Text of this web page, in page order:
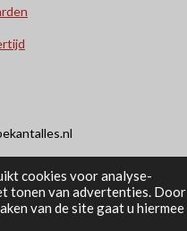
cookies voor analyse-
tonen van advertenties. Door
van de site gaat u hiermee